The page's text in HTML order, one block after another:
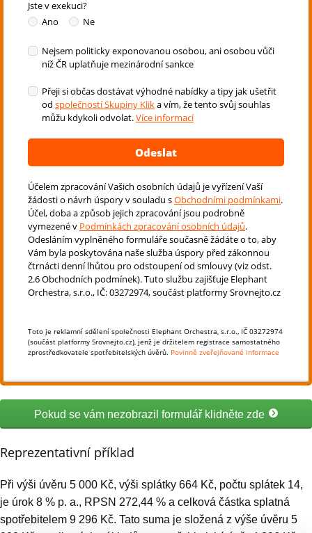
Pokud se vám nezobrazil formulář klidněte zde
Reprezentativní příklad
Při výši úvěru 5 000 Kč, výši splátky 664 Kč, počtu splátek 14,
je úrok 8 % p. a., RPSN 272,44 % a celková částka splatná
spotřebitelem 9 296 Kč. Tato suma je složená z výše úvěru 5